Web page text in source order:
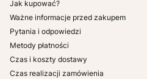
Jak kupować?
Ważne informacje przed zakupem
Pytania i odpowiedzi
Metody płatności
Czas i koszty dostawy
Czas realizacji zamówienia